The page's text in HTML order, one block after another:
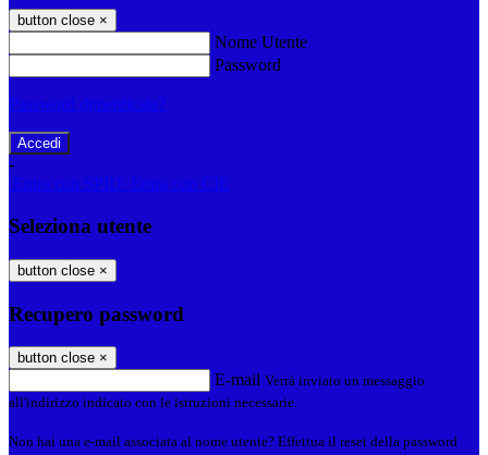
button close ×
Nome Utente
Password
Password dimenticata?
-
Entra con SPID
Entra con CIE
Seleziona utente
button close ×
Recupero password
button close ×
E-mail Verrà inviato un messaggio
all'indirizzo indicato con le istruzioni necessarie.
Non hai una e-mail associata al nome utente? Effettua il reset della password